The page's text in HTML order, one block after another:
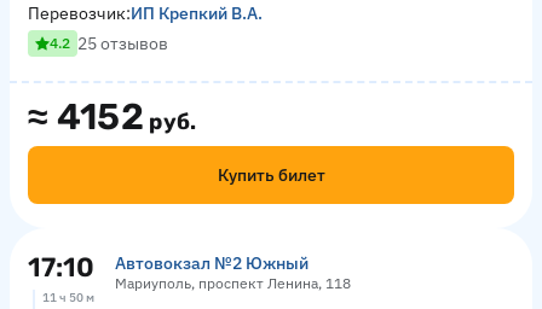
≈ 4152 руб.
Купить билет
Перевозчик:ИП Крепкий В.А.
4.2 25 отзывов
17:10 Автовокзал №2 Южный
Мариуполь, проспект Ленина, 118
11 ч 50 м